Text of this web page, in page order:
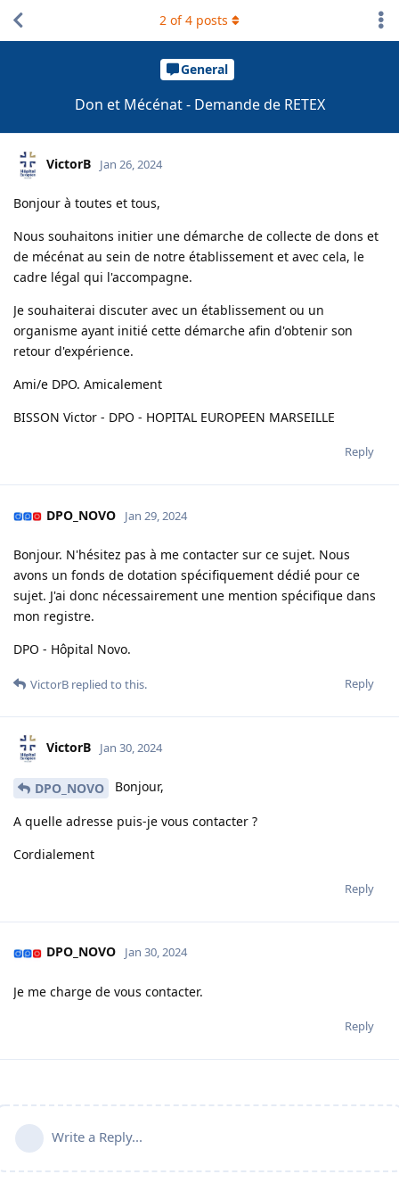
General
Don et Mécénat - Demande de RETEX
2 of4 posts
VictorB Jan 26, 2024
Bonjour à toutes et tous,
Nous souhaitons initier une démarche de collecte de dons et
de mécénat au sein de notre établissement et avec cela, le
cadre légal qui l'accompagne.
Je souhaiterai discuter avec un établissement ou un
organisme ayant initié cette démarche afin d'obtenir son
retour d'expérience.
Ami/e DPO. Amicalement
BISSON Victor - DPO - HOPITAL EUROPEEN MARSEILLE
Reply
DPO_NOVO Jan 29, 2024
Bonjour. N'hésitez pas à me contacter sur ce sujet. Nous
avons un fonds de dotation spécifiquement dédié pour ce
sujet. J'ai donc nécessairement une mention spécifique dans
mon registre.
DPO - Hôpital Novo.
Reply
VictorB replied to this.
VictorB Jan 30, 2024
DPO_NOVO Bonjour,
A quelle adresse puis-je vous contacter ?
Cordialement
Reply
DPO_NOVO Jan 30, 2024
Je me charge de vous contacter.
Reply
Write a Reply...